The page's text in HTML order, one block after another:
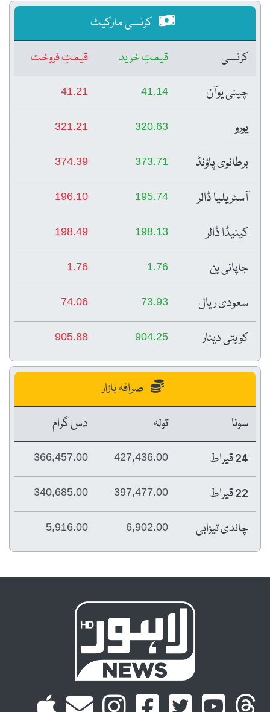
کرنسی مارکیٹ
کرنسی
قیمتِ خرید
قیمتِ فروخت
چینی یوآن
41.14
41.21
یورو 320.63
321.21
برطانوی پاؤنڈ 373.71
374.39
آسٹریلیا ڈالر 195.74
196.10
کینیڈا ڈالر 198.13
198.49
جاپانی ین 1.76
1.76
سعودی ریال 73.93
74.06
کویتی دینار 904.25
905.88
صرافہ بازار
سونا
تولہ
دس گرام
24 قیراط
427,436.00
366,457.00
22 قیراط 397,477.00
340,685.00
چاندی تیزابی 6,902.00
5,916.00